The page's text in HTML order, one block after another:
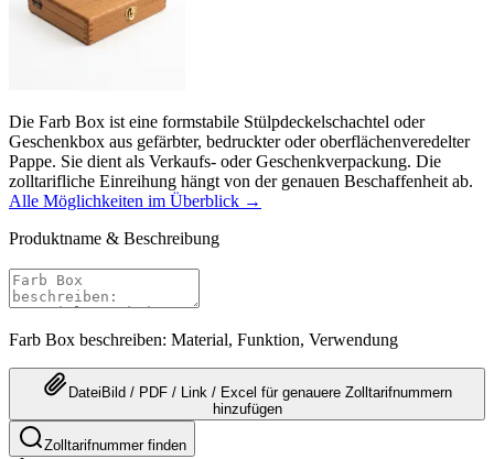
Die Farb Box ist eine formstabile Stülpdeckelschachtel oder
Geschenkbox aus gefärbter, bedruckter oder oberflächenveredelter
Pappe. Sie dient als Verkaufs- oder Geschenkverpackung. Die
zolltarifliche Einreihung hängt von der genauen Beschaffenheit ab.
Alle Möglichkeiten im Überblick →
Produktname & Beschreibung
Farb Box beschreiben: Material, Funktion, Verwendung
Datei Bild / PDF / Link / Excel für genauere Zolltarifnummern
hinzufügen
Zolltarifnummer finden